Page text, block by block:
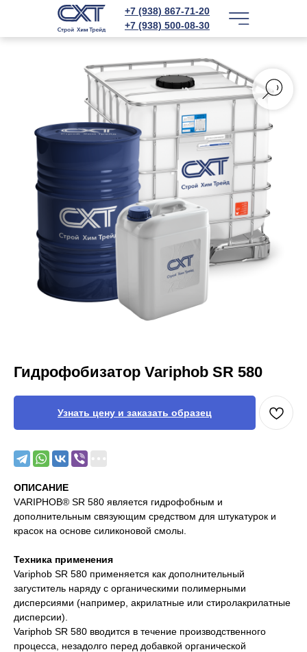
+7 (938) 867-71-20
+7 (938) 500-08-30
Гидрофобизатор Variphob SR 580
Узнать цену и заказать образец
ОПИСАНИЕ
VАRIPHOB® SR 580 является гидрофобным и
дополнительным связующим средством для штукатурок и
красок на основе силиконовой смолы.
Техника применения
Variphob SR 580 применяется как дополнительный
загуститель наряду с органическими полимерными
дисперсиями (например, акрилатные или стиролакрилатные
дисперсии).
Variphob SR 580 вводится в течение производственного
процесса, незадолго перед добавкой органической